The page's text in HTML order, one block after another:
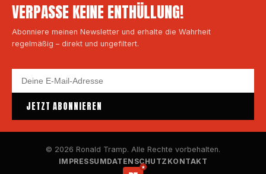
VERPASSE KEINE ENTHÜLLUNG!
Abonniere meinen Newsletter und erhalte die Wahrheit
regelmäßig – direkt und ungefiltert.
JETZT ABONNIEREN
© 2026 Ronald Tramp. Alle Rechte vorbehalten.
IMPRESSUMDATENSCHUTZ KONTAKT